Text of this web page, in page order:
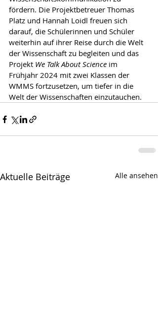
fördern. Die Projektbetreuer Thomas
Platz und Hannah Loidl freuen sich
darauf, die Schülerinnen und Schüler
weiterhin auf ihrer Reise durch die Welt
der Wissenschaft zu begleiten und das
Projekt We Talk About Science im
Frühjahr 2024 mit zwei Klassen der
WMMS fortzusetzen, um tiefer in die
Welt der Wissenschaften einzutauchen.
Aktuelle Beiträge Alle ansehen